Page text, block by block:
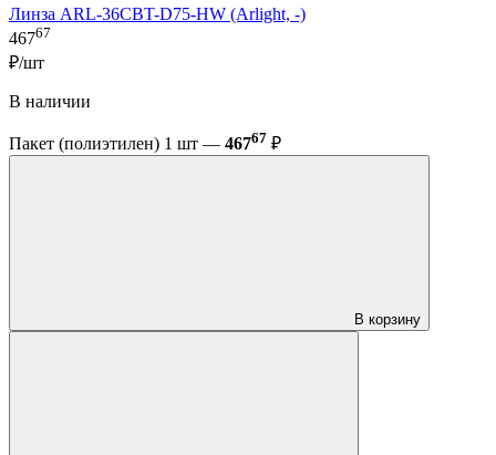
Линза ARL-36CBT-D75-HW (Arlight, -)
46767
₽/шт
В наличии
Пакет (полиэтилен) 1 шт — 46767 ₽
В корзину